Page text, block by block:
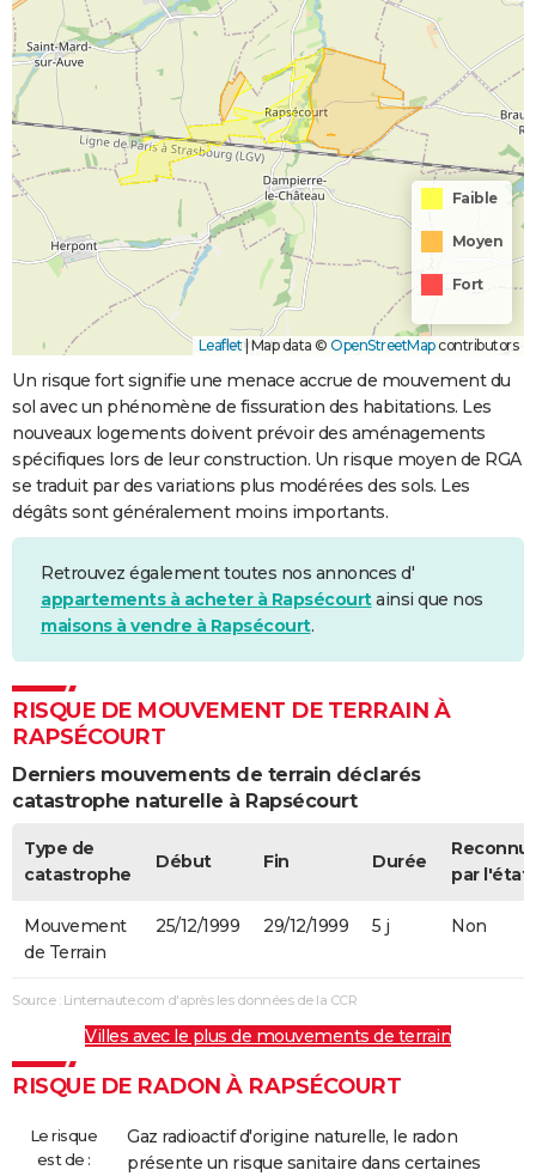
Faible
Moyen
Fort
Leaflet|Map data © OpenStreetMapcontributors
Un risque fort signifie une menace accrue de mouvement du
sol avec un phénomène de fissuration des habitations. Les
nouveaux logements doivent prévoir des aménagements
spécifiques lors de leur construction. Un risque moyen de RGA
se traduit par des variations plus modérées des sols. Les
dégâts sont généralement moins importants.
Retrouvez également toutes nos annonces d'
appartements à acheter à Rapsécourtainsi que nos
maisons à vendre à Rapsécourt.
RISQUE DE MOUVEMENT DE TERRAIN À
RAPSÉCOURT
Derniers mouvements de terrain déclarés
catastrophe naturelle à Rapsécourt
Type de
catastrophe
Début Fin Durée
par l'état
Mouvement
de Terrain
25/12/1999 29/12/1999 5 j Non
Source : Linternaute.com d'après les données de la CCR
Villes avec le plus de mouvements de terrain
RISQUE DE RADON À RAPSÉCOURT
Le risque
est de :
Gaz radioactif d'origine naturelle, le radon
présente un risque sanitaire dans certaines